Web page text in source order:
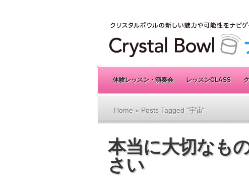
体験レッスン・演奏会 レッスンCLASS
Home » Posts Tagged "宇宙"
本当に大切なも
さい